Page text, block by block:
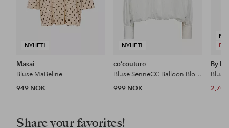
NYHET!
Masai
Bluse MaBeline
949 NOK
NYHET!
co’couture
Bluse SenneCC Balloon Blouse
999 NOK
By
Bluse
Share your favorites!